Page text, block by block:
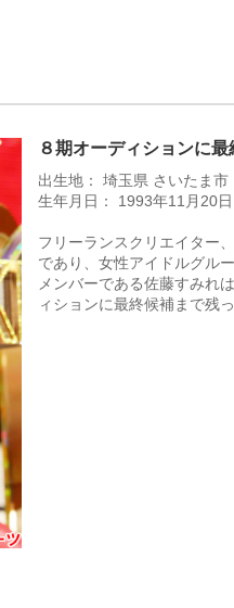
８期オーディションに
出生地： 埼玉県 さいたま市
生年月日： 1993年11月20日
フリーランスクリエイター
であり、女性アイドルグル
メンバーである佐藤すみれ
ィションに最終候補まで残